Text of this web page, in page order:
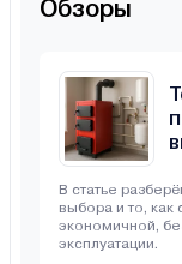
Обзоры
В статье
выбора и то, как
экономичной,
эксплуатации.